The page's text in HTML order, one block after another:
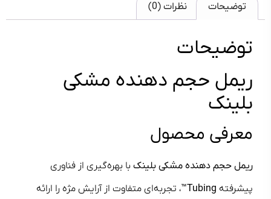
توضیحات نظرات (0)
توضیحات
ریمل حجم دهنده مشکی
بلینک
معرفی محصول
ریمل حجم دهنده مشکی بلینک با بهره‌گیری از فناوری
پیشرفته Tubing™ ، تجربه‌ای متفاوت از آرایش مژه را ارائه